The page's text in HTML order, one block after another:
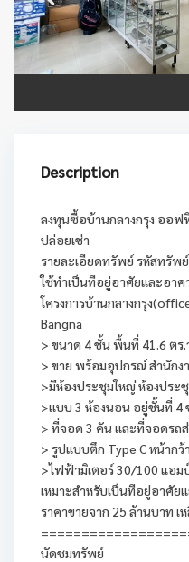
Description
ลงทุนซื้อบ้านกลางกรุง ออฟ
ปล่อยเช่า
รายละเอียดทรัพย์ รหัสทรัพย์
ใช้ทำเป็นทีอยู่อาศัยและอาค
โครงการบ้านกลางกรุง
Bangna
> ขนาด 4 ชั้น พื้นที่ 41.6 ตร.
> ขาย พร้อมอุปกรณ์ สำนัก
>มีห้องประชุมใหญ่ ห้องประ
>แบบ 3 ห้องนอน อยู่ชั้นที่ 4
> ที่จอด 3 คัน และที่จอดรถ
> รูปแบบตึก Type C หน้ากว้
>ไฟฟ้ามิเตอร์ 30/100 แอม
เหมาะสำหรับเป็นทีอยู่อาศัย
ราคาขายจาก 25 ล้านบาท เ
นัดชมทรัพย์